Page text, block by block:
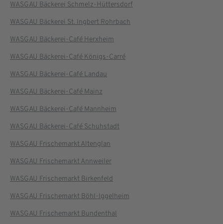
WASGAU Bäckerei Schmelz-Hüttersdorf
WASGAU Bäckerei St. Ingbert Rohrbach
WASGAU Bäckerei-Café Herxheim
WASGAU Bäckerei-Café Königs-Carré
WASGAU Bäckerei-Café Landau
WASGAU Bäckerei-Café Mainz
WASGAU Bäckerei-Café Mannheim
WASGAU Bäckerei-Café Schuhstadt
WASGAU Frischemarkt Altenglan
WASGAU Frischemarkt Annweiler
WASGAU Frischemarkt Birkenfeld
WASGAU Frischemarkt Böhl-Iggelheim
WASGAU Frischemarkt Bundenthal